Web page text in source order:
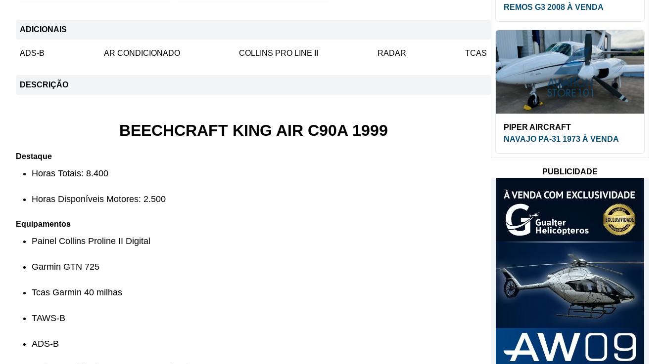
ADICIONAIS
ADS-B AR CONDICIONADO COLLINS PRO LINE II RADAR TCAS
DESCRIÇÃO
BEECHCRAFT KING AIR C90A 1999
Destaque
Horas Totais: 8.400
Horas Disponíveis Motores: 2.500
Equipamentos
Painel Collins Proline II Digital
Garmin GTN 725
Tcas Garmin 40 milhas
TAWS-B
ADS-B
REMOS G3 2008 À VENDA
PIPER AIRCRAFT
NAVAJO PA-31 1973 À VENDA
PUBLICIDADE